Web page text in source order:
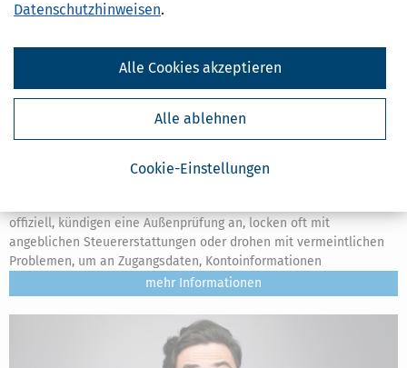
Datenschutzhinweisen.
Cookie-Einstellungen
Alle ablehnen
Alle Cookies akzeptieren
offiziell, kündigen eine Außenprüfung an, locken oft mit
angeblichen Steuererstattungen oder drohen mit vermeintlichen
Problemen, um an Zugangsdaten, Kontoinformationen
mehr